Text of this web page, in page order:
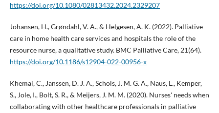
https://doi.org/10.1080/02813432.2024.2329207
Johansen, H., Grøndahl, V. A., & Helgesen, A. K. (2022). Palliative
care in home health care services and hospitals the role of the
resource nurse, a qualitative study. BMC Palliative Care, 21(64).
https://doi.org/10.1186/s12904-022-00956-x
Khemai, C., Janssen, D. J. A., Schols, J. M. G. A., Naus, L., Kemper,
S., Jole, I., Bolt, S. R., & Meijers, J. M. M. (2020). Nurses' needs when
collaborating with other healthcare professionals in palliative